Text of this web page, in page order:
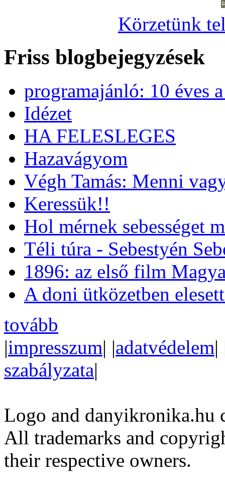
Körzetünk
Friss blogbejegyzések
programajánló: 10 éves
Idézet
HA FELESLEGES
Hazavágyom
Végh Tamás: Menni
Keressük!!
Hol mérnek sebességet
Téli túra - Sebestyén
1896: az első film
A doni ütközetben
tovább
|impresszum| |adatvédelem|
szabályzata|
Logo and
All trademarks and
their respective owners.